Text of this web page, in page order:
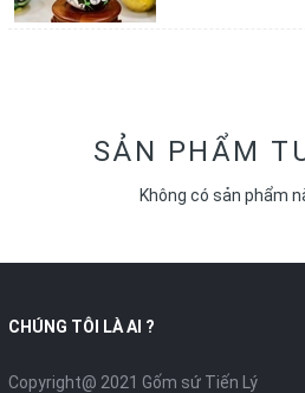
SẢN PHẨM
Không có sản phẩm
CHÚNG TÔI LÀ AI ?
Copyright@ 2021 Gốm sứ Tiến Lý